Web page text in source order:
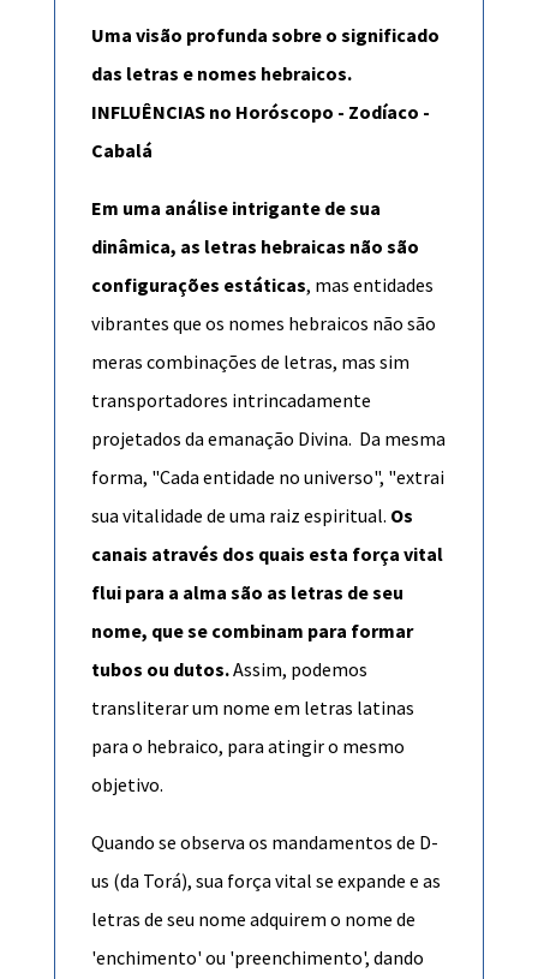
Uma visão profunda sobre o significado
das letras e nomes hebraicos.
INFLUÊNCIAS no Horóscopo - Zodíaco -
Cabalá
Em uma análise intrigante de sua
dinâmica, as letras hebraicas não são
configurações estáticas, mas entidades
vibrantes que os nomes hebraicos não são
meras combinações de letras, mas sim
transportadores intrincadamente
projetados da emanação Divina. Da mesma
forma, "Cada entidade no universo", "extrai
sua vitalidade de uma raiz espiritual. Os
canais através dos quais esta força vital
flui para a alma são as letras de seu
nome, que se combinam para formar
tubos ou dutos.Assim, podemos
transliterar um nome em letras latinas
para o hebraico, para atingir o mesmo
objetivo.
Quando se observa os mandamentos de D-
us (da Torá), sua força vital se expande e as
letras de seu nome adquirem o nome de
'enchimento' ou 'preenchimento', dando